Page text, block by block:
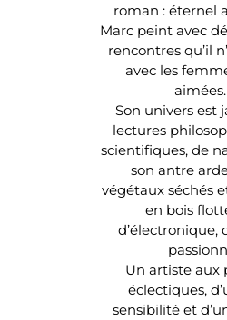
roman : éternel
Marc peint avec
rencontres qu’il
avec les
Son univers est
lectures
scientifiques, de
son antre
végétaux séchés
en bois
d’électronique,
Un artiste aux
éclectiques,
sensibilité et